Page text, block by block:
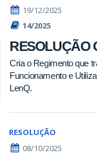
19/12/2025
14/2025
RESOLUÇÃO
Cria o Regimento que
Funcionamento e
LenQ.
RESOLUÇÃO
08/10/2025